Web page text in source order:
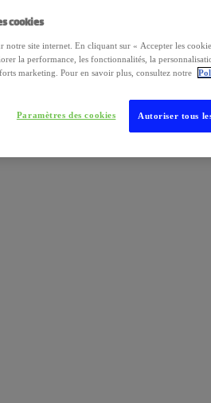
cookies
notre site internet. En cliquant sur « Accepter les
la performance, les fonctionnalités, la
marketing. Pour en savoir plus, consultez notre
Paramètres des cookies Autoriser tous